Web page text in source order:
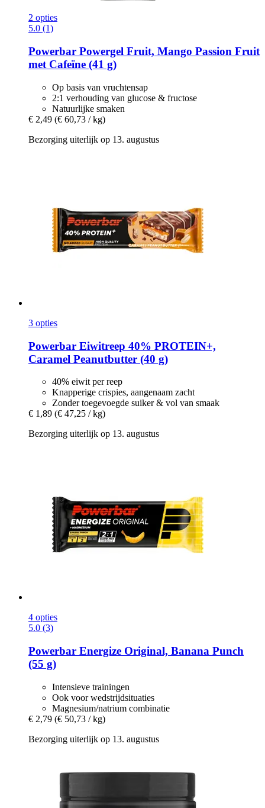
2 opties
5.0 (1)
Powerbar Powergel Fruit, Mango Passion Fruit
met Cafeïne (41 g)
Op basis van vruchtensap
2:1 verhouding van glucose & fructose
Natuurlijke smaken
€ 2,49 (€ 60,73 / kg)
Bezorging uiterlijk op 13. augustus
3 opties
Powerbar Eiwitreep 40% PROTEIN+,
Caramel Peanutbutter (40 g)
40% eiwit per reep
Knapperige crispies, aangenaam zacht
Zonder toegevoegde suiker & vol van smaak
€ 1,89 (€ 47,25 / kg)
Bezorging uiterlijk op 13. augustus
4 opties
5.0 (3)
Powerbar Energize Original, Banana Punch
(55 g)
Intensieve trainingen
Ook voor wedstrijdsituaties
Magnesium/natrium combinatie
€ 2,79 (€ 50,73 / kg)
Bezorging uiterlijk op 13. augustus